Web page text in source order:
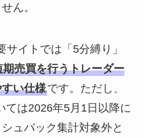
ん。
サイトでは「5分縛り」
期売買を行うトレーダー
い仕様です。ただし、
ては2026年5月1日以降に
ュバック集計対象外と